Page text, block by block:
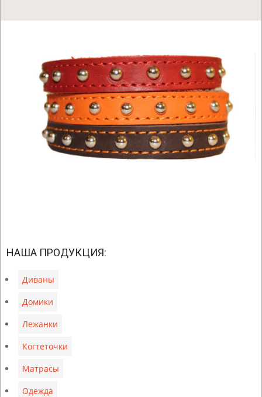
06-
НАША ПРОДУКЦИЯ:
Диваны
Домики
Лежанки
Когтеточки
Матрасы
Одежда